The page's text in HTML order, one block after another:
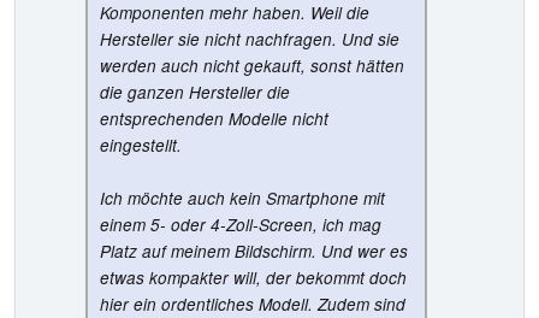
Komponenten mehr haben. Weil die
Hersteller sie nicht nachfragen. Und sie
werden auch nicht gekauft, sonst hätten
die ganzen Hersteller die
entsprechenden Modelle nicht
eingestellt.
Ich möchte auch kein Smartphone mit
einem 5- oder 4-Zoll-Screen, ich mag
Platz auf meinem Bildschirm. Und wer es
etwas kompakter will, der bekommt doch
hier ein ordentliches Modell. Zudem sind